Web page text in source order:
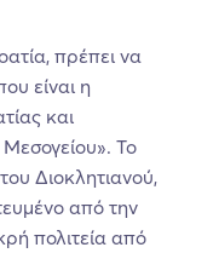
πρέπει να
είναι η
και
Μεσογείου». Το
Διοκλητιανού,
από την
πολιτεία από